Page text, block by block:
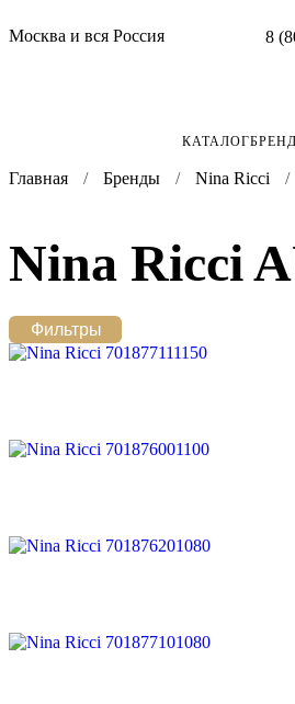
Москва и вся Россия 8
КАТАЛОГ
Главная Бренды Nina Ricci
Nina Ricci
Фильтры